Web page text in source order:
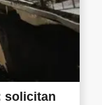
solicitan